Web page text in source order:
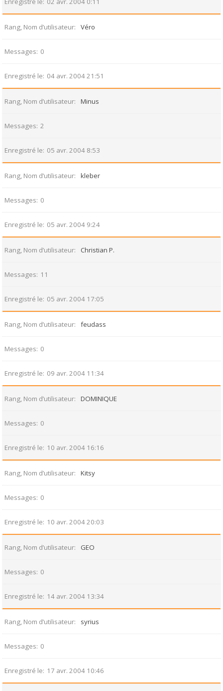
Rang, Nom d’utilisateur Véro
Messages 0
Enregistré le 04 avr. 2004 21:51
Rang, Nom d’utilisateur Minus
Messages 2
Enregistré le 05 avr. 2004 8:53
Rang, Nom d’utilisateur kleber
Messages 0
Enregistré le 05 avr. 2004 9:24
Rang, Nom d’utilisateur Christian P.
Messages 11
Enregistré le 05 avr. 2004 17:05
Rang, Nom d’utilisateur feudass
Messages 0
Enregistré le 09 avr. 2004 11:34
Rang, Nom d’utilisateur DOMINIQUE
Messages 0
Enregistré le 10 avr. 2004 16:16
Rang, Nom d’utilisateur Kitsy
Messages 0
Enregistré le 10 avr. 2004 20:03
Rang, Nom d’utilisateur GEO
Messages 0
Enregistré le 14 avr. 2004 13:34
Rang, Nom d’utilisateur syrius
Messages 0
Enregistré le 17 avr. 2004 10:46